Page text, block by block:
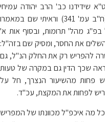
שידידנו כב' הרב יהודה עמיחי
שליט"א דן בדין זה בספר התורה והארץ (ח"ב עמ' 341) וראיתי שם במאמרו
מהל' תרומות, ובסוף אות א'
את החסר, ומסיק שם בזה"ל:
להפריש רק את החלק הנ"ל, גם
שכך הדין גם במקרה של טעות
פחות מהשיעור הנצרך, חל על
לפחות את המקצת, עכ"ד.
מה איכפ"ל מכוונתו של המפריש